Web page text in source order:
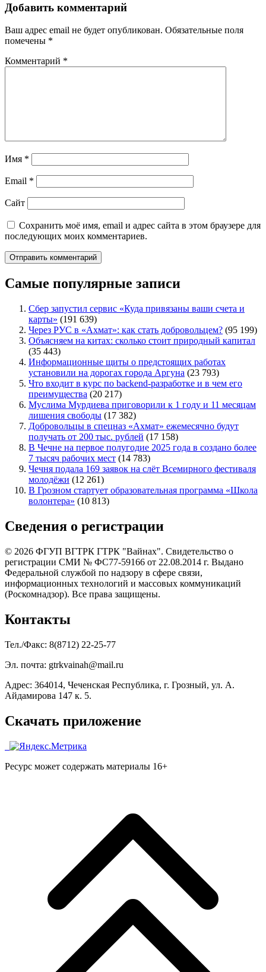
Добавить комментарий
Ваш адрес email не будет опубликован. Обязательные поля
помечены *
Комментарий *
Имя *
Email *
Сайт
Сохранить моё имя, email и адрес сайта в этом браузере для
последующих моих комментариев.
Самые популярные записи
Сбер запустил сервис «Куда привязаны ваши счета и
карты» (191 639)
Через РУС в «Ахмат»: как стать добровольцем? (95 199)
Объясняем на китах: сколько стоит природный капитал
(35 443)
Информационные щиты о предстоящих работах
установили на дорогах города Аргуна (23 793)
Что входит в курс по backend-разработке и в чем его
преимущества (20 217)
Муслима Мурдиева приговорили к 1 году и 11 месяцам
лишения свободы (17 382)
Добровольцы в спецназ «Ахмат» ежемесячно будут
получать от 200 тыс. рублей (17 158)
В Чечне на первое полугодие 2025 года в создано более
7 тысяч рабочих мест (14 783)
Чечня подала 169 заявок на слёт Всемирного фестиваля
молодёжи (12 261)
В Грозном стартует образовательная программа «Школа
волонтера» (10 813)
Сведения о регистрации
© 2026 ФГУП ВГТРК ГТРК "Вайнах". Свидетельство о
регистрации СМИ № ФС77-59166 от 22.08.2014 г. Выдано
Федеральной службой по надзору в сфере связи,
информационных технологий и массовых коммуникаций
(Роскомнадзор). Все права защищены.
Контакты
Тел./Факс: 8(8712) 22-25-77
Эл. почта: gtrkvainah@mail.ru
Адрес: 364014, Чеченская Республика, г. Грозный, ул. А.
Айдамирова 147 к. 5.
Скачать приложение
Ресурс может содержать материалы 16+